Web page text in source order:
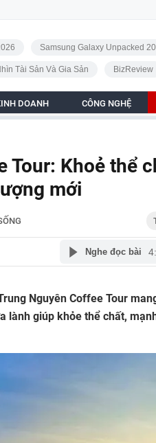
Samsung Galaxy Unpacked
Tài Sản Và Gia Sản BizReview
DOANH CÔNG NGHỆ
Tour: Khoẻ thể
mới
Nghe đọc bài
Nguyên Coffee Tour
lành giúp khỏe thể chất,